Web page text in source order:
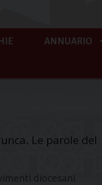
ANNUARIO
Le parole del
diocesani